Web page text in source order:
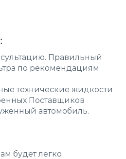
Правильный
по рекомендациям
технические жидкости
Поставщиков
автомобиль.
будет легко